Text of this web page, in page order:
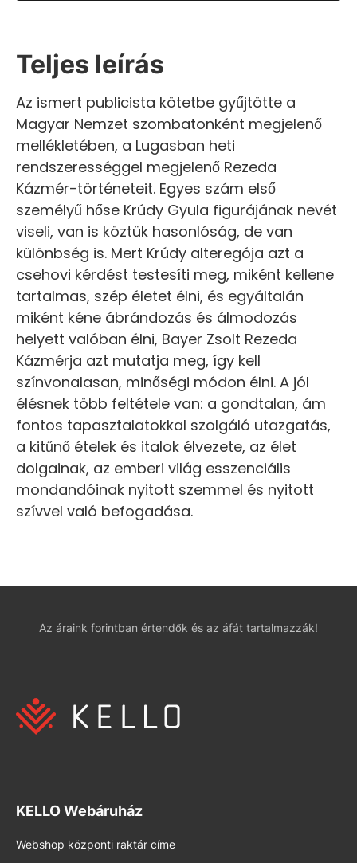
Teljes leírás
Az ismert publicista kötetbe gyűjtötte a
Magyar Nemzet szombatonként megjelenő
mellékletében, a Lugasban heti
rendszerességgel megjelenő Rezeda
Kázmér-történeteit. Egyes szám első
személyű hőse Krúdy Gyula figurájának nevét
viseli, van is köztük hasonlóság, de van
különbség is. Mert Krúdy alteregója azt a
csehovi kérdést testesíti meg, miként kellene
tartalmas, szép életet élni, és egyáltalán
miként kéne ábrándozás és álmodozás
helyett valóban élni, Bayer Zsolt Rezeda
Kázmérja azt mutatja meg, így kell
színvonalasan, minőségi módon élni. A jól
élésnek több feltétele van: a gondtalan, ám
fontos tapasztalatokkal szolgáló utazgatás,
a kitűnő ételek és italok élvezete, az élet
dolgainak, az emberi világ esszenciális
mondandóinak nyitott szemmel és nyitott
szívvel való befogadása.
Az áraink forintban értendők és az áfát tartalmazzák!
KELLO Webáruház
Webshop központi raktár címe